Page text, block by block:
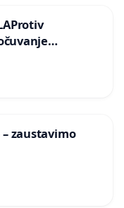
stabala pri
plana
zaustavimo